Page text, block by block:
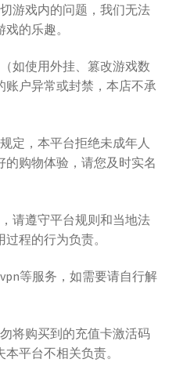
游戏内的问题，我们无法
的乐趣。
如使用外挂、篡改游戏数
户异常或封禁，本店不承
定，本平台拒绝未成年人
购物体验，请您及时实名
请遵守平台规则和当地法
程的行为负责。
等服务，如需要请自行解
将购买到的充值卡激活码
平台不相关负责。